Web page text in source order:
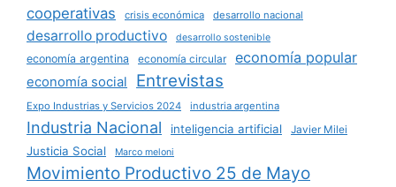
cooperativas crisis económica desarrollo nacional
desarrollo productivo desarrollo sostenible
economía argentina economía circular economía popular
economía social Entrevistas
Expo Industrias y Servicios 2024 industria argentina
Industria Nacional inteligencia artificial Javier Milei
Justicia Social Marco meloni
Movimiento Productivo 25 de Mayo